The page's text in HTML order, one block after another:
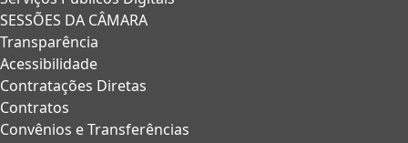
SESSÕES DA CÂMARA
Transparência
Acessibilidade
Contratações Diretas
Contratos
Convênios e Transferências